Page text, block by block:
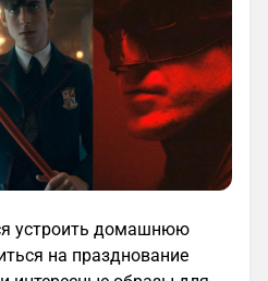
устроить домашнюю
на празднование